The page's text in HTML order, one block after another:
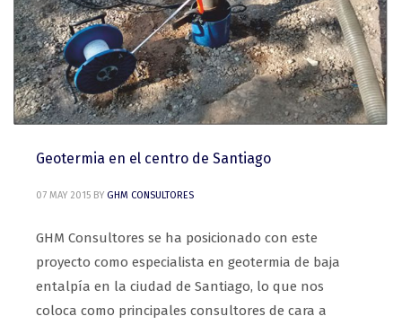
Geotermia en el centro de Santiago
07 MAY 2015 BY GHM CONSULTORES
GHM Consultores se ha posicionado con este
proyecto como especialista en geotermia de baja
entalpía en la ciudad de Santiago, lo que nos
coloca como principales consultores de cara a